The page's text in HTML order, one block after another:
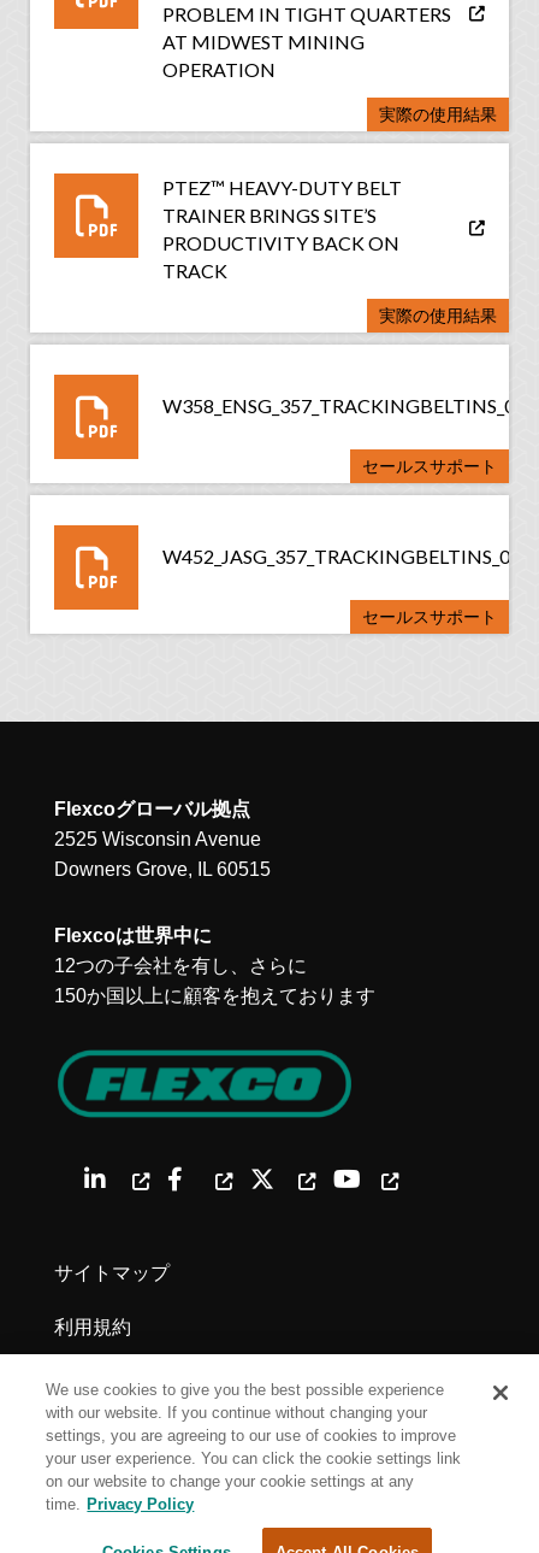
PROBLEM IN TIGHT QUARTERS
AT MIDWEST MINING
OPERATION
実際の使用結果
PTEZ™ HEAVY-DUTY BELT
TRAINER BRINGS SITE’S
PRODUCTIVITY BACK ON
TRACK
実際の使用結果
セールスサポート
セールスサポート
Flexcoグローバル拠点
2525 Wisconsin Avenue
Downers Grove, IL 60515
Flexcoは世界中に
12つの子会社を有し、さらに
150か国以上に顧客を抱えております
サイトマップ
利用規約
プライバシーポリシー
法的通知
Cookie Settings
We use cookies to give you the best possible experience
with our website. If you continue without changing your
settings, you are agreeing to our use of cookies to improve
your user experience. You can click the cookie settings link
on our website to change your cookie settings at any
time. Privacy Policy